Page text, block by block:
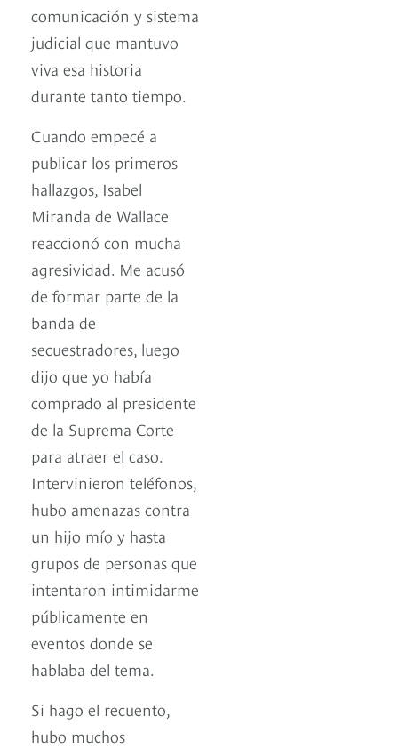
comunicación y sistema
judicial que mantuvo
viva esa historia
durante tanto tiempo.
Cuando empecé a
publicar los primeros
hallazgos, Isabel
Miranda de Wallace
reaccionó con mucha
agresividad. Me acusó
de formar parte de la
banda de
secuestradores, luego
dijo que yo había
comprado al presidente
de la Suprema Corte
para atraer el caso.
Intervinieron teléfonos,
hubo amenazas contra
un hijo mío y hasta
grupos de personas que
intentaron intimidarme
públicamente en
eventos donde se
hablaba del tema.
Si hago el recuento,
hubo muchos